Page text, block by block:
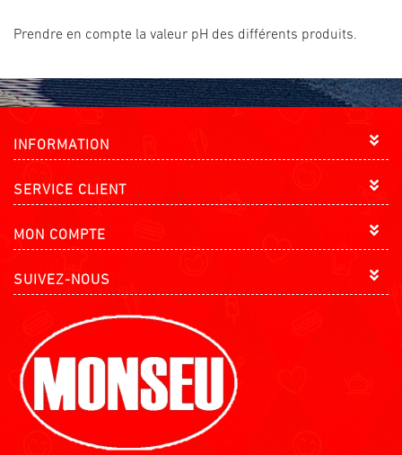
Prendre en compte la valeur pH des différents produits.
INFORMATION
SERVICE CLIENT
MON COMPTE
SUIVEZ-NOUS